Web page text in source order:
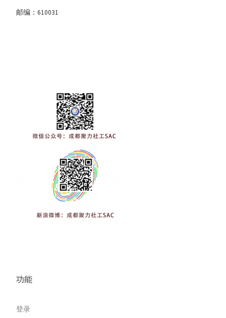
邮编：610031
功能
登录